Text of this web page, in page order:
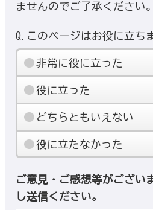
ませんのでご了承ください。
Q.このページはお役に立ち
非常に役に立った
役に立った
どちらともいえない
役に立たなかった
ご意見・ご感想等がござい
し送信ください。